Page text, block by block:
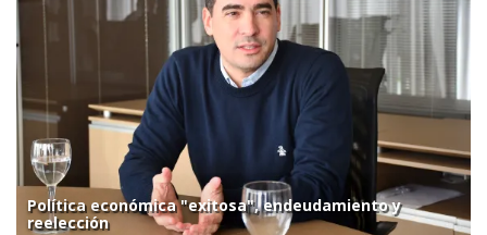
Política económica "exitosa", endeudamiento y
reelección